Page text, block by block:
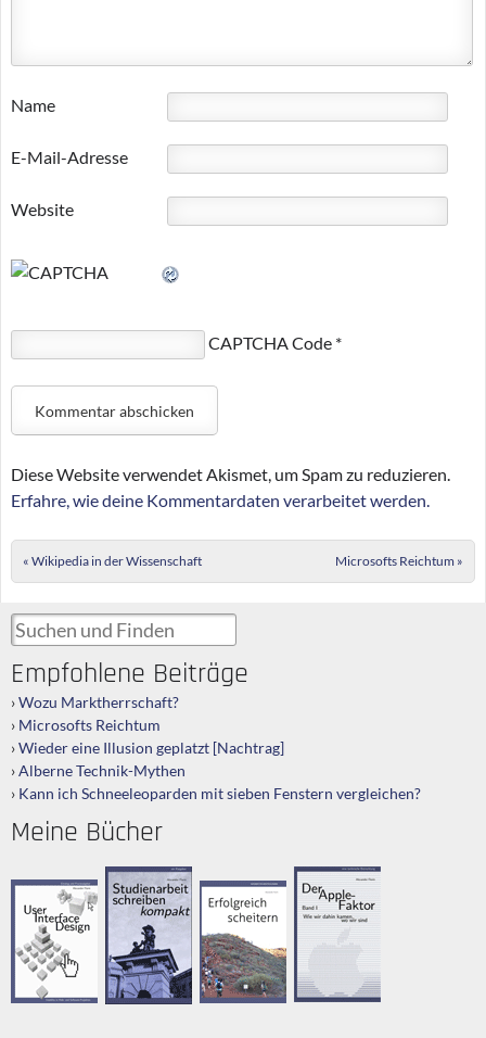
Name
E-Mail-Adresse
Website
CAPTCHA Code *
Diese Website verwendet Akismet, um Spam zu reduzieren.
Erfahre, wie deine Kommentardaten verarbeitet werden.
Post navigation
« Wikipedia in der Wissenschaft Microsofts Reichtum »
Suchen und Finden
Empfohlene Beiträge
Wozu Marktherrschaft?
Microsofts Reichtum
Wieder eine Illusion geplatzt [Nachtrag]
Alberne Technik-Mythen
Kann ich Schneeleoparden mit sieben Fenstern vergleichen?
Meine Bücher
User Interface
Design
Studienarbeit
schreiben
Erfolgreich
scheitern
Der Apple-
Faktor